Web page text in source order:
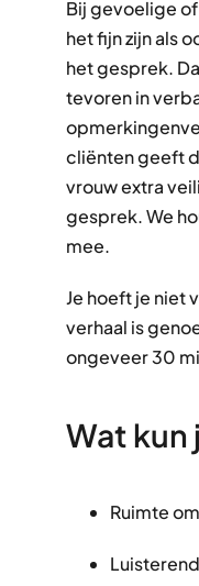
Bij gevoelige
het fijn zijn als
het gesprek.
tevoren in
cliënten geeft
vrouw extra
gesprek. We
mee.
Je hoeft je niet
verhaal is
ongeveer 30
Wat kun
Ruimte